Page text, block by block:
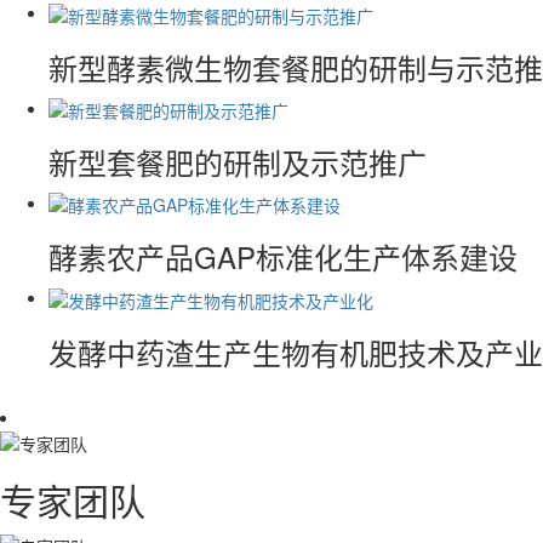
新型酵素微生物套餐肥的研制与示范
新型套餐肥的研制及示范推广
酵素农产品GAP标准化生产体系建设
发酵中药渣生产生物有机肥技术及产
专家团队